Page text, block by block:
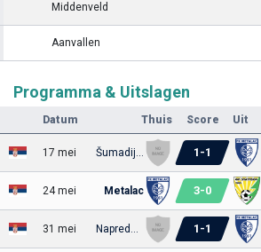
Middenveld
Aanvallen
Programma & Uitslagen
Datum Thuis Score Uit
17 mei Šumadija 1903 Kragujevac 1 -1
24 mei Metalac 3-0
31 mei Napredak Markovac 1 -1